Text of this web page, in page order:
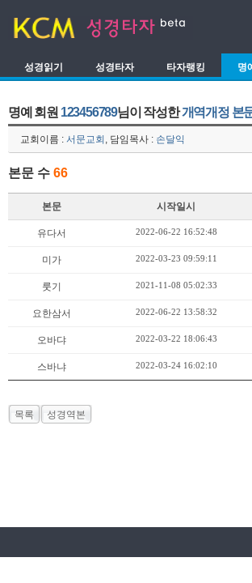
성경읽기 성경타자 타자랭킹 명
명예 회원 123456789님이 작성한개역개정 본
교회이름 : 서문교회 , 담임목사 : 손달익
본문 수 66
본문 시작일시
유다서 2022-06-22 16:52:48
미가 2022-03-23 09:59:11
룻기 2021-11-08 05:02:33
요한삼서 2022-06-22 13:58:32
오바댜 2022-03-22 18:06:43
스바냐 2022-03-24 16:02:10
목록 성경역본